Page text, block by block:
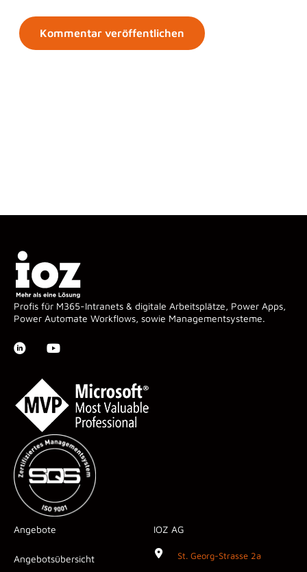
Profis für M365-Intranets & digitale Arbeitsplätze, Power Apps,
Power Automate Workflows, sowie Managementsysteme.
Angebote
Angebotsübersicht
IOZ AG
St. Georg-Strasse 2a